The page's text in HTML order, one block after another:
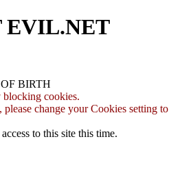
EVIL.NET
BIRTH
cookies.
change your Cookies setting to
to this site this time.